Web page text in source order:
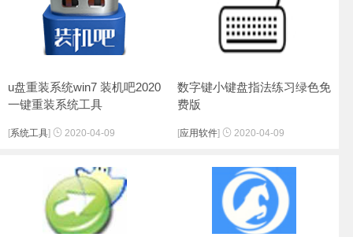
u盘重装系统win7 装机吧2020
一键重装系统工具
[系统工具] 2020-04-09
数字键小键盘指法练习绿色免
费版
[应用软件] 2020-04-09